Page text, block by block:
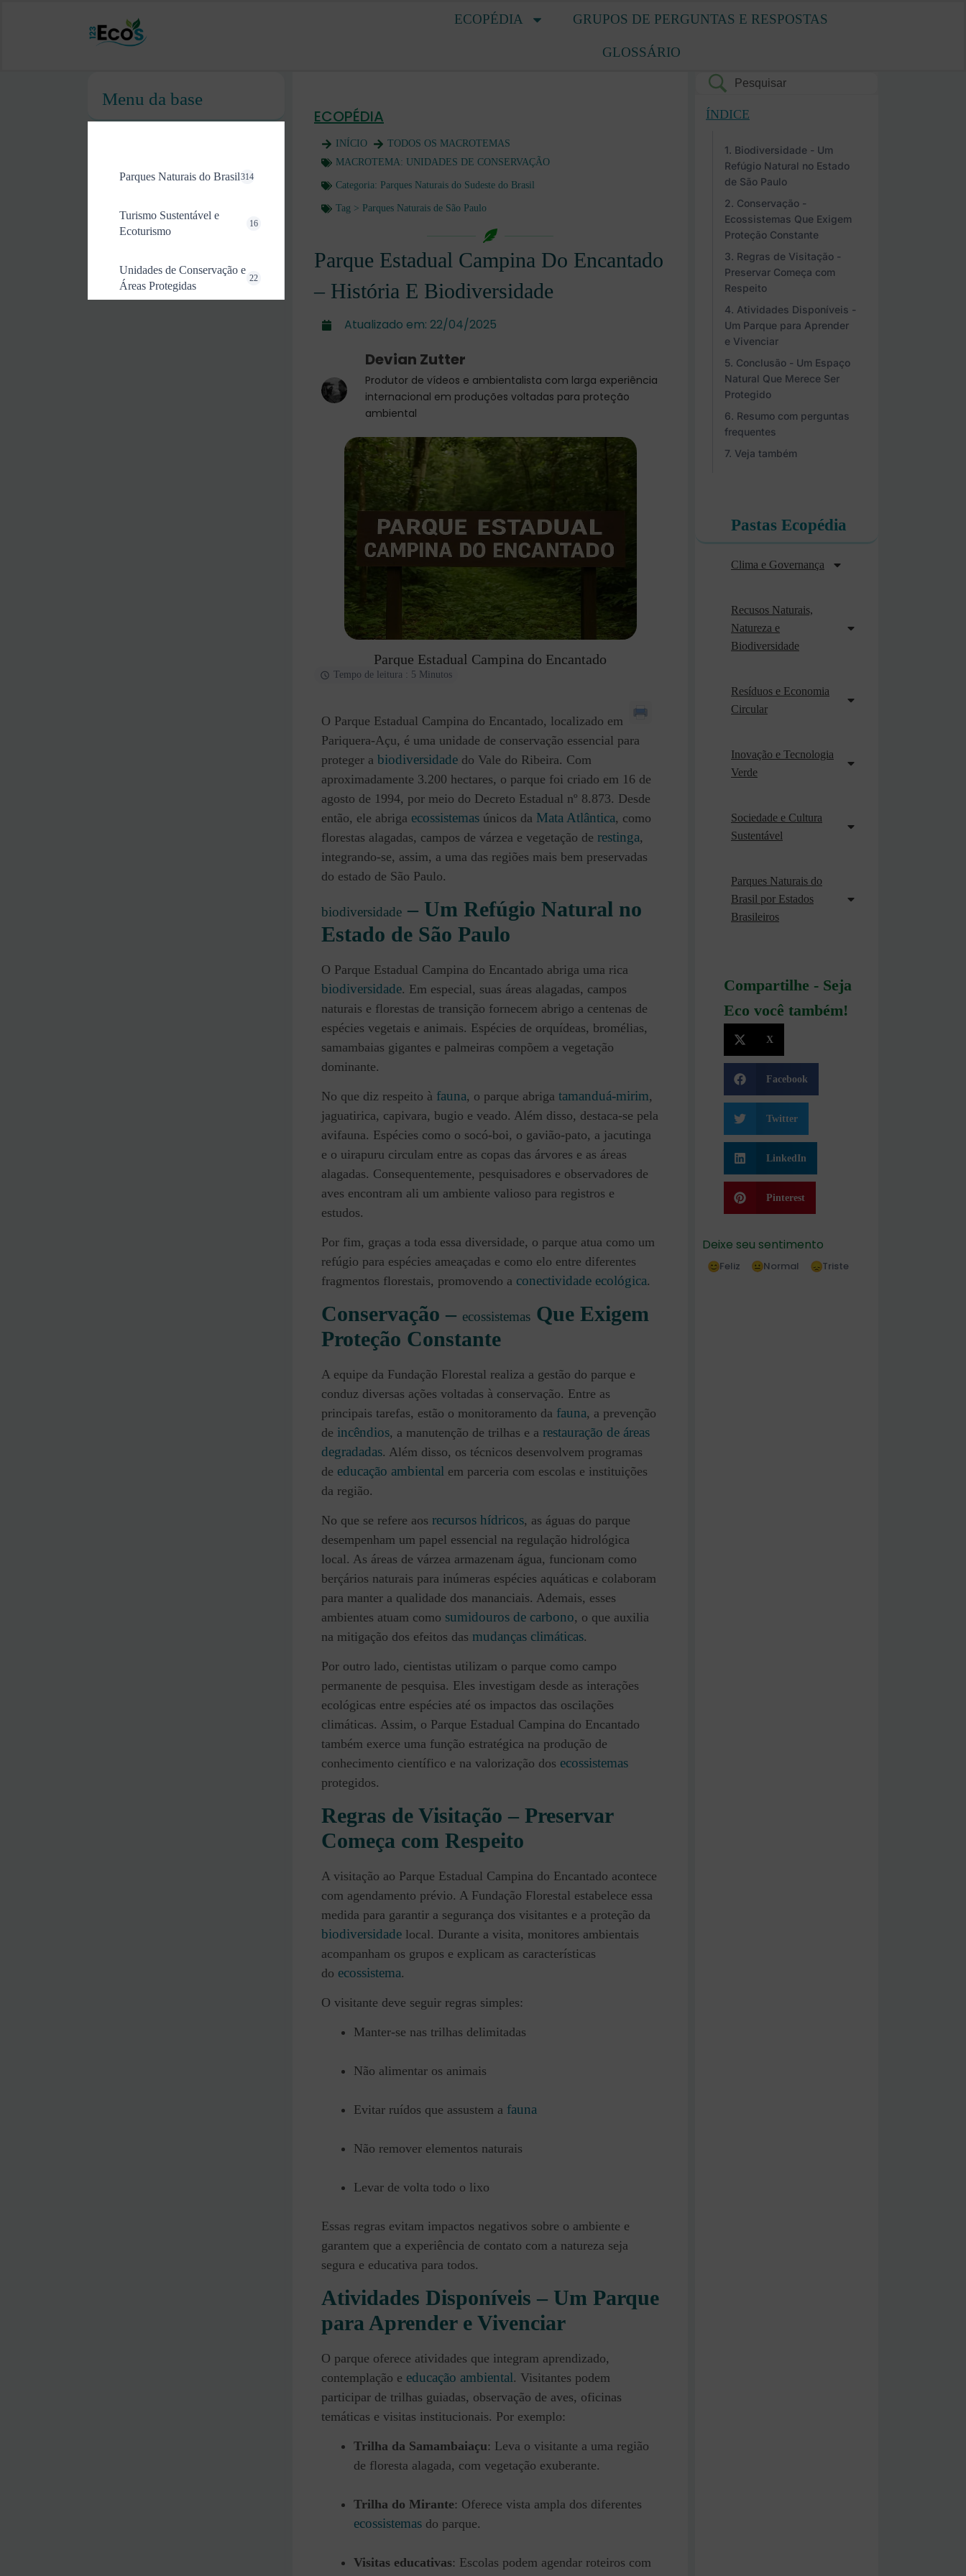
ECOPÉDIA GRUPOS DE PERGUNTAS E RESPOSTAS
GLOSSÁRIO
Menu da base
Parques Naturais do Brasil314
Turismo Sustentável e
Ecoturismo
16
Unidades de Conservação e
Áreas Protegidas
22
ECOPÉDIA
INÍCIO
TODOS OS MACROTEMAS
MACROTEMA: UNIDADES DE CONSERVAÇÃO
Categoria: Parques Naturais do Sudeste do Brasil
Tag > Parques Naturais de São Paulo
Parque Estadual Campina Do Encantado
– História E Biodiversidade
Atualizado em: 22/04/2025
Devian Zutter
Produtor de vídeos e ambientalista com larga experiência
internacional em produções voltadas para proteção
ambiental
Parque Estadual Campina do Encantado
Tempo de leitura : 5 Minutos
O Parque Estadual Campina do Encantado, localizado em
Pariquera-Açu, é uma unidade de conservação essencial para
proteger a biodiversidade do Vale do Ribeira. Com
aproximadamente 3.200 hectares, o parque foi criado em 16 de
agosto de 1994, por meio do Decreto Estadual nº 8.873. Desde
então, ele abriga ecossistemas únicos da Mata Atlântica, como
florestas alagadas, campos de várzea e vegetação de restinga,
integrando-se, assim, a uma das regiões mais bem preservadas
do estado de São Paulo.
biodiversidade – Um Refúgio Natural no
Estado de São Paulo
O Parque Estadual Campina do Encantado abriga uma rica
biodiversidade. Em especial, suas áreas alagadas, campos
naturais e florestas de transição fornecem abrigo a centenas de
espécies vegetais e animais. Espécies de orquídeas, bromélias,
samambaias gigantes e palmeiras compõem a vegetação
dominante.
No que diz respeito à fauna, o parque abriga tamanduá-mirim,
jaguatirica, capivara, bugio e veado. Além disso, destaca-se pela
avifauna. Espécies como o socó-boi, o gavião-pato, a jacutinga
e o uirapuru circulam entre as copas das árvores e as áreas
alagadas. Consequentemente, pesquisadores e observadores de
aves encontram ali um ambiente valioso para registros e
estudos.
Por fim, graças a toda essa diversidade, o parque atua como um
refúgio para espécies ameaçadas e como elo entre diferentes
fragmentos florestais, promovendo a conectividade ecológica.
Conservação – ecossistemas Que Exigem
Proteção Constante
A equipe da Fundação Florestal realiza a gestão do parque e
conduz diversas ações voltadas à conservação. Entre as
principais tarefas, estão o monitoramento da fauna, a prevenção
de incêndios, a manutenção de trilhas e a restauração de áreas
degradadas. Além disso, os técnicos desenvolvem programas
de educação ambiental em parceria com escolas e instituições
da região.
No que se refere aos recursos hídricos, as águas do parque
desempenham um papel essencial na regulação hidrológica
local. As áreas de várzea armazenam água, funcionam como
berçários naturais para inúmeras espécies aquáticas e colaboram
para manter a qualidade dos mananciais. Ademais, esses
ambientes atuam como sumidouros de carbono, o que auxilia
na mitigação dos efeitos das mudanças climáticas.
Por outro lado, cientistas utilizam o parque como campo
permanente de pesquisa. Eles investigam desde as interações
ecológicas entre espécies até os impactos das oscilações
climáticas. Assim, o Parque Estadual Campina do Encantado
também exerce uma função estratégica na produção de
conhecimento científico e na valorização dos ecossistemas
protegidos.
Regras de Visitação – Preservar
Começa com Respeito
A visitação ao Parque Estadual Campina do Encantado acontece
com agendamento prévio. A Fundação Florestal estabelece essa
medida para garantir a segurança dos visitantes e a proteção da
biodiversidade local. Durante a visita, monitores ambientais
acompanham os grupos e explicam as características
do ecossistema.
O visitante deve seguir regras simples:
Manter-se nas trilhas delimitadas
Não alimentar os animais
Evitar ruídos que assustem a fauna
Não remover elementos naturais
Levar de volta todo o lixo
Essas regras evitam impactos negativos sobre o ambiente e
garantem que a experiência de contato com a natureza seja
segura e educativa para todos.
Atividades Disponíveis – Um Parque
para Aprender e Vivenciar
O parque oferece atividades que integram aprendizado,
contemplação e educação ambiental. Visitantes podem
participar de trilhas guiadas, observação de aves, oficinas
temáticas e visitas institucionais. Por exemplo:
Trilha da Samambaiaçu: Leva o visitante a uma região
de floresta alagada, com vegetação exuberante.
Trilha do Mirante: Oferece vista ampla dos diferentes
ecossistemas do parque.
Visitas educativas: Escolas podem agendar roteiros com
ÍNDICE
Biodiversidade - Um
Refúgio Natural no Estado
de São Paulo
Conservação -
Ecossistemas Que Exigem
Proteção Constante
Regras de Visitação -
Preservar Começa com
Respeito
Atividades Disponíveis -
Um Parque para Aprender
e Vivenciar
Conclusão - Um Espaço
Natural Que Merece Ser
Protegido
Resumo com perguntas
frequentes
Veja também
Pastas Ecopédia
Clima e Governança
Recusos Naturais,
Natureza e
Biodiversidade
Resíduos e Economia
Circular
Inovação e Tecnologia
Verde
Sociedade e Cultura
Sustentável
Parques Naturais do
Brasil por Estados
Brasileiros
Compartilhe - Seja
Eco você também!
X
Facebook
Twitter
LinkedIn
Pinterest
Deixe seu sentimento
Feliz Normal Triste